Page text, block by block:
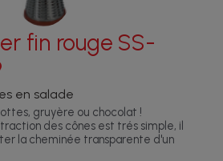
fin rouge SS-
en salade
gruyère ou chocolat !
des cônes est trés simple, il
la cheminée transparente d'un